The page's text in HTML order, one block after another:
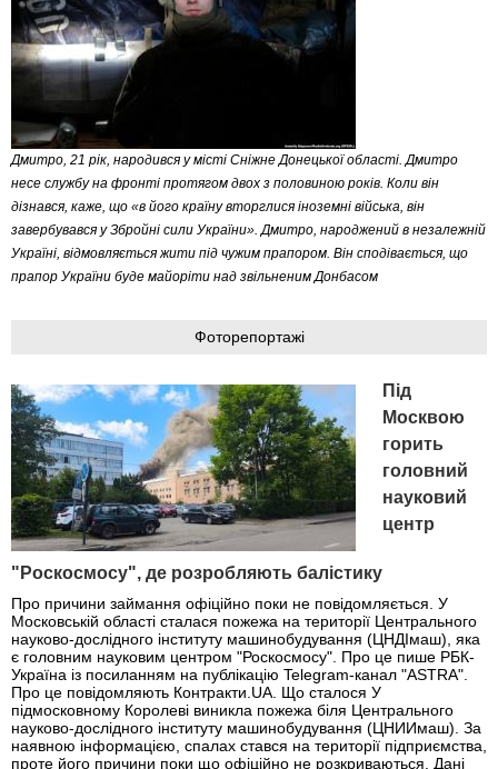
Дмитро, 21 рік, народився у місті Сніжне Донецької області. Дмитро
несе службу на фронті протягом двох з половиною років. Коли він
дізнався, каже, що «в його країну вторглися іноземні війська, він
завербувався у Збройні сили України». Дмитро, народжений в незалежній
Україні, відмовляється жити під чужим прапором. Він сподівається, що
прапор України буде майоріти над звільненим Донбасом
Фоторепортажі
Під
Москвою
горить
головний
науковий
центр
"Роскосмосу", де розробляють балістику
Про причини займання офіційно поки не повідомляється. У
Московській області сталася пожежа на території Центрального
науково-дослідного інституту машинобудування (ЦНДІмаш), яка
є головним науковим центром "Роскосмосу". Про це пише РБК-
Україна із посиланням на публікацію Telegram-канал "ASTRA".
Про це повідомляють Контракти.UA. Що сталося У
підмосковному Королеві виникла пожежа біля Центрального
науково-дослідного інституту машинобудування (ЦНИИмаш). За
наявною інформацією, спалах стався на території підприємства,
проте його причини поки що офіційно не розкриваються. Дані